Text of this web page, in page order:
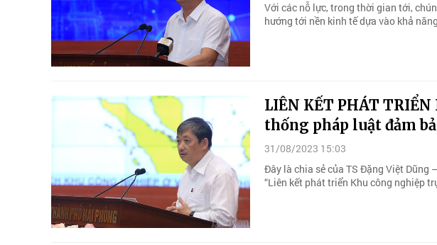
Với các nỗ lực, trong thời gian tới,
hướng tới nền kinh tế dựa vào khả
LIÊN KẾT PHÁT
thống pháp luật đảm
31/08/2023 15:03
Đây là chia sẻ của TS Đặng Việt Dũng
“Liên kết phát triển Khu công nghiệp